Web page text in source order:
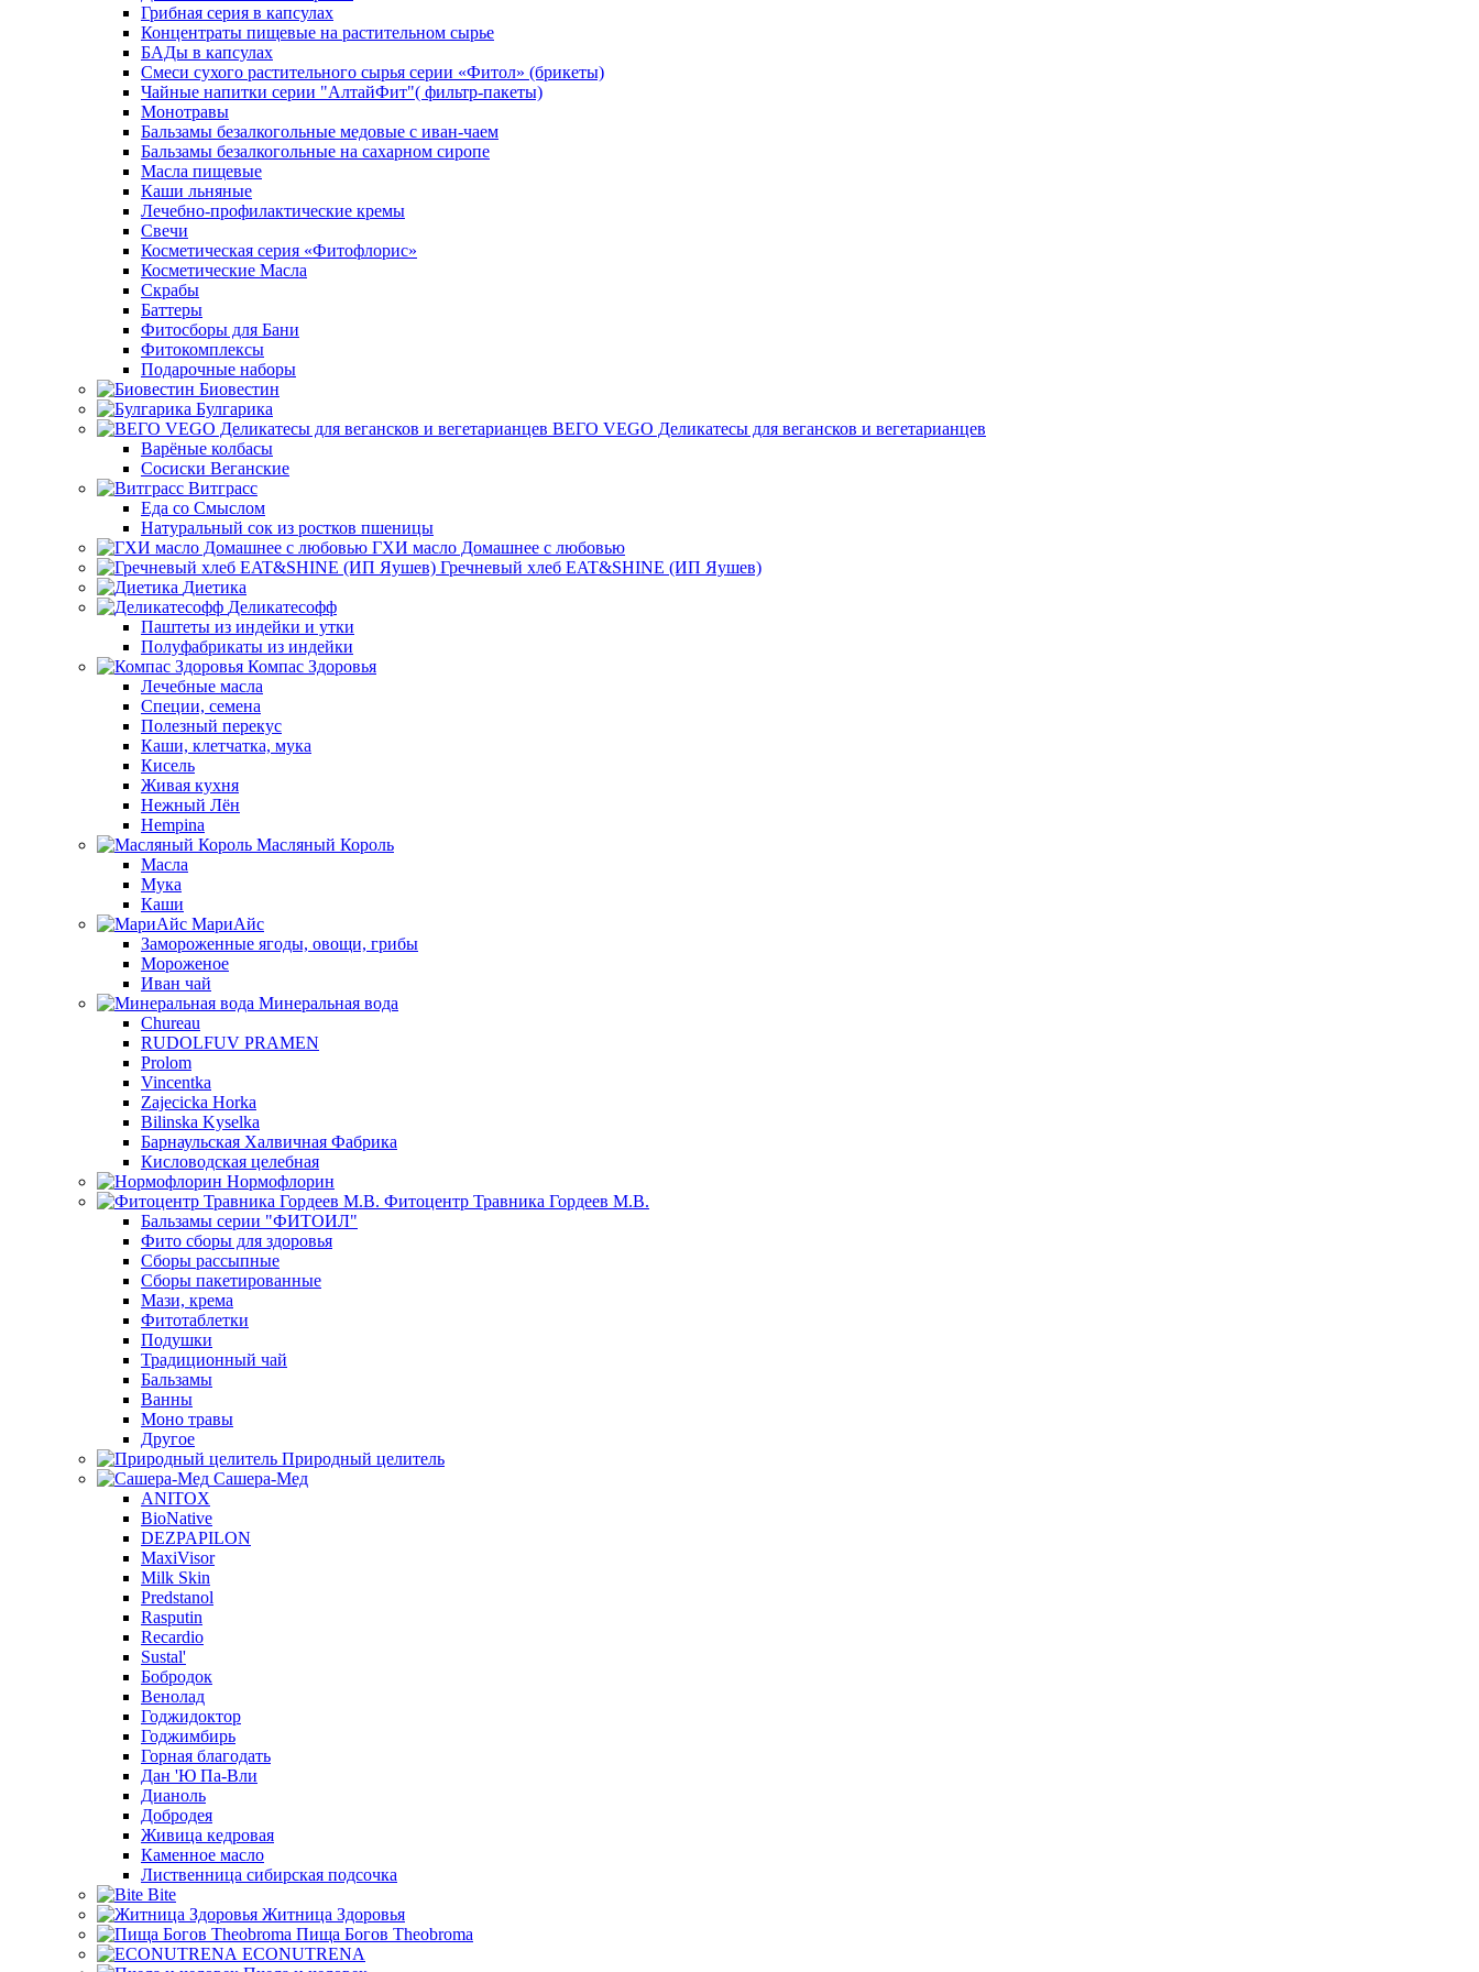
Грибная серия в капсулах
Концентраты пищевые на растительном сырье
БАДы в капсулах
Смеси сухого растительного сырья серии «Фитол» (брикеты)
Чайные напитки серии "АлтайФит"( фильтр-пакеты)
Монотравы
Бальзамы безалкогольные медовые с иван-чаем
Бальзамы безалкогольные на сахарном сиропе
Масла пищевые
Каши льняные
Лечебно-профилактические кремы
Свечи
Косметическая серия «Фитофлорис»
Косметические Масла
Скрабы
Баттеры
Фитосборы для Бани
Фитокомплексы
Подарочные наборы
Биовестин
Булгарика
ВЕГО VEGO Деликатесы для вегансков и вегетарианцев
Варёные колбасы
Сосиски Веганские
Витграсс
Еда со Смыслом
Натуральный сок из ростков пшеницы
ГХИ масло Домашнее с любовью
Гречневый хлеб EAT&SHINE (ИП Яушев)
Диетика
Деликатесофф
Паштеты из индейки и утки
Полуфабрикаты из индейки
Компас Здоровья
Лечебные масла
Специи, семена
Полезный перекус
Каши, клетчатка, мука
Кисель
Живая кухня
Нежный Лён
Hempina
Масляный Король
Масла
Мука
Каши
МариАйс
Замороженные ягоды, овощи, грибы
Мороженое
Иван чай
Минеральная вода
Chureau
RUDOLFUV PRAMEN
Prolom
Vincentka
Zajecicka Horka
Bilinska Kyselka
Барнаульская Халвичная Фабрика
Кисловодская целебная
Нормофлорин
Фитоцентр Травника Гордеев М.В.
Бальзамы серии "ФИТОИЛ"
Фито сборы для здоровья
Сборы рассыпные
Сборы пакетированные
Мази, крема
Фитотаблетки
Подушки
Традиционный чай
Бальзамы
Ванны
Моно травы
Другое
Природный целитель
Сашера-Мед
ANITOX
BioNative
DEZPAPILON
MaxiVisor
Milk Skin
Predstanol
Rasputin
Recardio
Sustal'
Бобродок
Венолад
Годжидоктор
Годжимбирь
Горная благодать
Дан 'Ю Па-Вли
Дианоль
Добродея
Живица кедровая
Каменное масло
Лиственница сибирская подсочка
Bite
Житница Здоровья
Пища Богов Theobroma
ECONUTRENA